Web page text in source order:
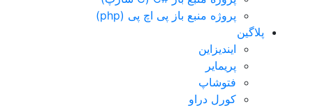
پروژه منبع باز پی اچ پی (php)
پلاگین
ایندیزاین
پریمایر
فتوشاپ
کورل دراو